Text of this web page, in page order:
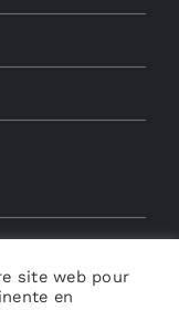
site web pour
en